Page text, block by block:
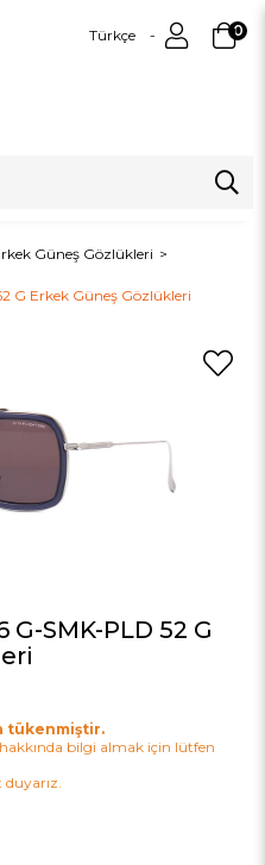
Türkçe 0
Güneş Gözlükleri
G Erkek Güneş Gözlükleri
SMK-PLD 52 G
tükenmiştir.
bilgi almak için lütfen